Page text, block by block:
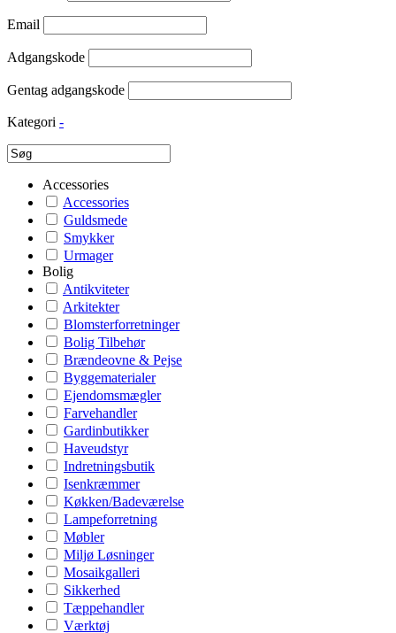
Email
Adgangskode
Gentag adgangskode
Kategori -
Accessories
Accessories
Guldsmede
Smykker
Urmager
Bolig
Antikviteter
Arkitekter
Blomsterforretninger
Bolig Tilbehør
Brændeovne & Pejse
Byggematerialer
Ejendomsmægler
Farvehandler
Gardinbutikker
Haveudstyr
Indretningsbutik
Isenkræmmer
Køkken/Badeværelse
Lampeforretning
Møbler
Miljø Løsninger
Mosaikgalleri
Sikkerhed
Tæppehandler
Værktøj